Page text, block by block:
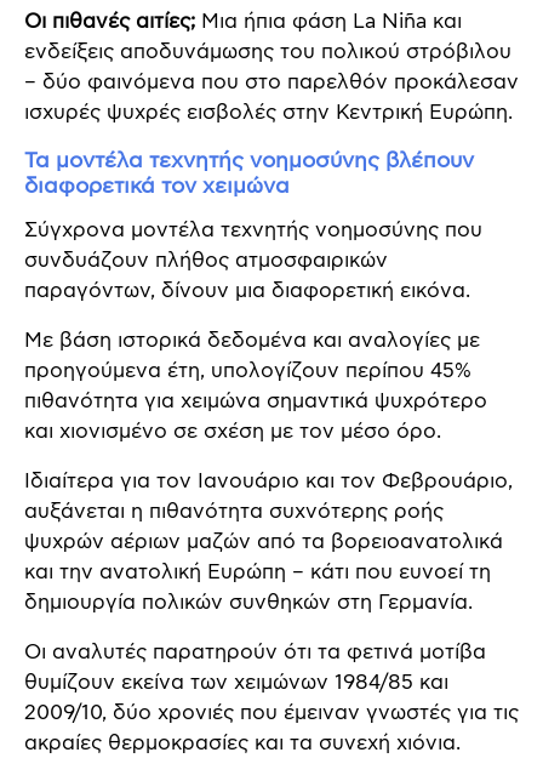
Οι πιθανές αιτίες; Μια ήπια φάση La Niña και
ενδείξεις αποδυνάμωσης του πολικού στρόβιλου
– δύο φαινόμενα που στο παρελθόν προκάλεσαν
ισχυρές ψυχρές εισβολές στην Κεντρική Ευρώπη.
Τα μοντέλα τεχνητής νοημοσύνης βλέπουν
διαφορετικά τον χειμώνα
Σύγχρονα μοντέλα τεχνητής νοημοσύνης που
συνδυάζουν πλήθος ατμοσφαιρικών
παραγόντων, δίνουν μια διαφορετική εικόνα.
Με βάση ιστορικά δεδομένα και αναλογίες με
προηγούμενα έτη, υπολογίζουν περίπου 45%
πιθανότητα για χειμώνα σημαντικά ψυχρότερο
και χιονισμένο σε σχέση με τον μέσο όρο.
Ιδιαίτερα για τον Ιανουάριο και τον Φεβρουάριο,
αυξάνεται η πιθανότητα συχνότερης ροής
ψυχρών αέριων μαζών από τα βορειοανατολικά
και την ανατολική Ευρώπη – κάτι που ευνοεί τη
δημιουργία πολικών συνθηκών στη Γερμανία.
Οι αναλυτές παρατηρούν ότι τα φετινά μοτίβα
θυμίζουν εκείνα των χειμώνων 1984/85 και
2009/10, δύο χρονιές που έμειναν γνωστές για τις
ακραίες θερμοκρασίες και τα συνεχή χιόνια.